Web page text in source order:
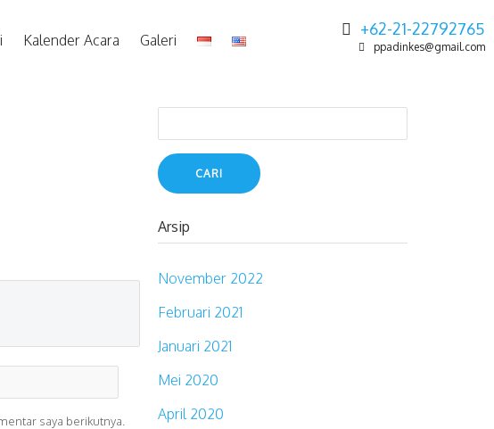
Kalender Acara Galeri
+62-21-22792765
ppadinkes@gmail.com
saya berikutnya.
untuk:
Arsip
November 2022
Februari 2021
Januari 2021
Mei 2020
April 2020